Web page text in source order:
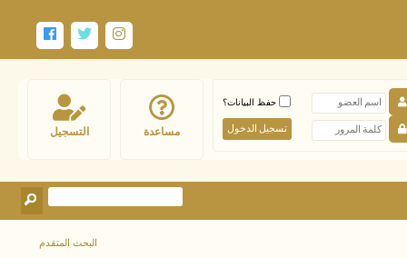
التسجيل مساعدة
حفظ البيانات؟
البحث المتقدم